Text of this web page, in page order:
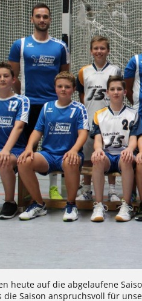
heute auf die abgelaufene
die Saison anspruchsvoll für